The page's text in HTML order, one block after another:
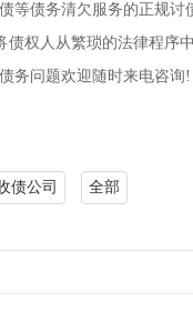
等债务清欠服务的正规讨
权人从繁琐的法律程序
务问题欢迎随时来电咨询!
债公司 全部